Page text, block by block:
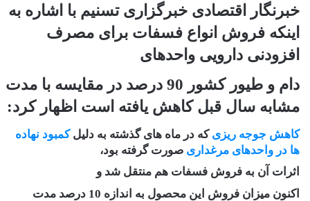
خبرنگار اقتصادی خبرگزاری تسنیم با اشاره به
اینکه فروش انواع فسفات برای مصرف
افزودنی دارویی واحدهای
دام و طیور کشور 90 درصد در مقایسه با مدت
مشابه سال قبل کاهش یافته است اظهار کرد:
کاهش جوجه ریزی که در ماه های گذشته به دلیلکمبود نهاده
ها در واحدهای مرغداری صورت گرفته بود،
اثرات آن به فروش فسفات هم منتقل شد و
اکنون میزان فروش این محصول به اندازه 10 درصد مدت